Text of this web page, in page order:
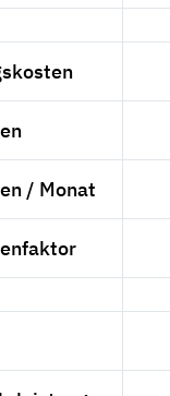
/ Monat